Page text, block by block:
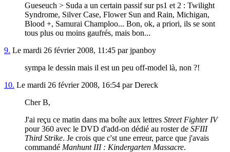
Gueseuch > Suda a un certain passif sur ps1 et 2 : Twilight
Syndrome, Silver Case, Flower Sun and Rain, Michigan,
Blood +, Samurai Champloo... Bon, ok, a priori, ils se sont
tous plus ou moins gaufrés, mais bon...
9. Le mardi 26 février 2008, 11:45 par jpanboy
sympa le dessin mais il est un peu off-model là, non ?!
10. Le mardi 26 février 2008, 16:54 par Dereck
Cher B,
J'ai reçu ce matin dans ma boîte aux lettres Street Fighter IV
pour 360 avec le DVD d'add-on dédié au roster de SFIII
Third Strike. Je crois que c'st une erreur, parce que j'avais
commandé Manhunt III : Kindergarten Massacre.